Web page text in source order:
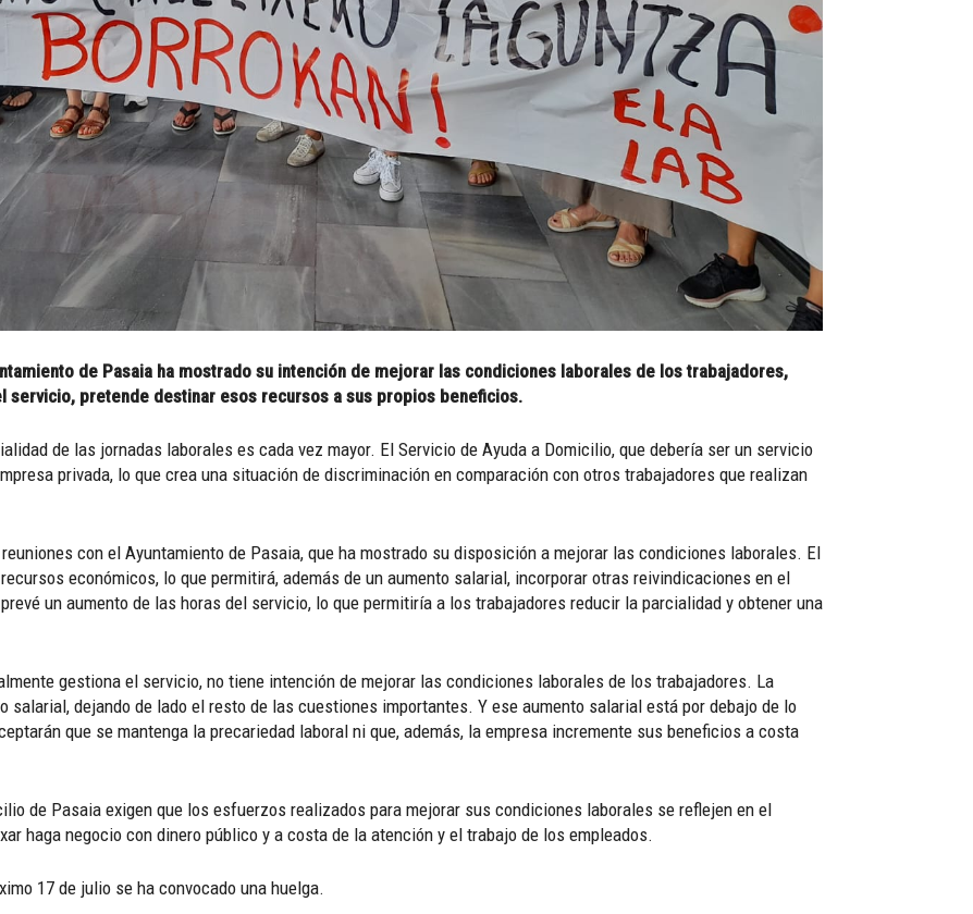
de Pasaia ha mostrado su intención de mejorar las condiciones laborales de los trabajadores,
servicio, pretende destinar esos recursos a sus propios beneficios.
de las jornadas laborales es cada vez mayor. El Servicio de Ayuda a Domicilio, que debería ser un servicio
privada, lo que crea una situación de discriminación en comparación con otros trabajadores que realizan
con el Ayuntamiento de Pasaia, que ha mostrado su disposición a mejorar las condiciones laborales. El
económicos, lo que permitirá, además de un aumento salarial, incorporar otras reivindicaciones en el
un aumento de las horas del servicio, lo que permitiría a los trabajadores reducir la parcialidad y obtener una
gestiona el servicio, no tiene intención de mejorar las condiciones laborales de los trabajadores. La
salarial, dejando de lado el resto de las cuestiones importantes. Y ese aumento salarial está por debajo de lo
que se mantenga la precariedad laboral ni que, además, la empresa incremente sus beneficios a costa
de Pasaia exigen que los esfuerzos realizados para mejorar sus condiciones laborales se reflejen en el
haga negocio con dinero público y a costa de la atención y el trabajo de los empleados.
17 de julio se ha convocado una huelga.